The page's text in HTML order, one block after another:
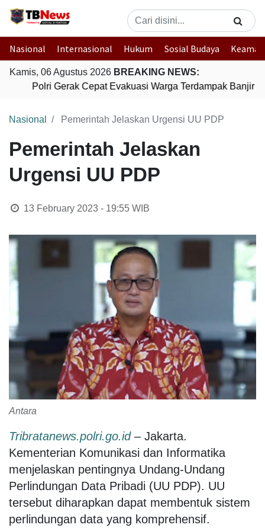
Nasional Internasional Hukum Sosial Budaya
Kamis, 06 Agustus 2026 BREAKING NEWS:
Polri Gerak Cepat Evakuasi Warga Terdampak Banjir di
Nasional Pemerintah Jelaskan Urgensi UU PDP
Pemerintah Jelaskan
Urgensi UU PDP
13 February 2023 - 19:55WIB
Antara
Tribratanews.polri.go.id–Jakarta.
Kementerian Komunikasi dan Informatika
menjelaskan pentingnya Undang-Undang
Perlindungan Data Pribadi (UU PDP). UU
tersebut diharapkan dapat membentuk sistem
perlindungan data yang komprehensif.